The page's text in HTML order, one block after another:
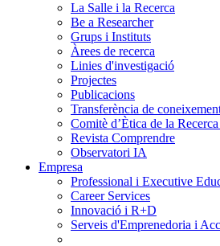
La Salle i la Recerca
Be a Researcher
Grups i Instituts
Àrees de recerca
Linies d'investigació
Projectes
Publicacions
Transferència de
Comitè d’Ètica de la
Revista Comprendre
Observatori IA
Empresa
Professional i Executive
Career Services
Innovació i R+D
Serveis d'Emprenedoria i